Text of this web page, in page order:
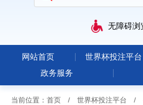
无障碍浏
网站首页 世界杯投注平台
政务服务
当前位置： 首页 / 世界杯投注平台 /